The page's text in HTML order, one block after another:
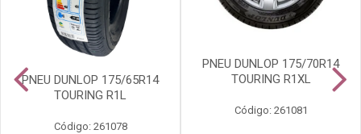
PNEU DUNLOP 175/65R14
TOURING R1L
Código: 261078
PNEU DUNLOP 175/70R14
TOURING R1XL
Código: 261081